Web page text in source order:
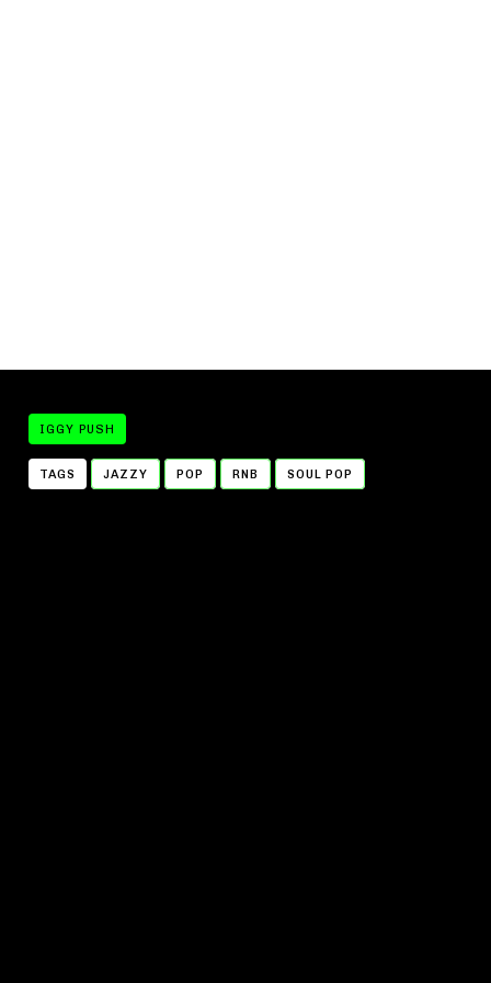
IGGY PUSH
TAGS JAZZY POP RNB SOUL POP